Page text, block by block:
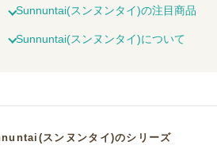
Sunnuntai(スンヌンタイ)の注目商品
Sunnuntai(スンヌンタイ)について
スンヌンタイ)のシリーズ